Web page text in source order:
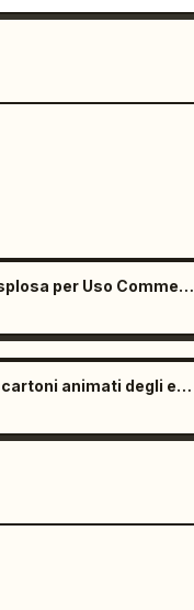
Infografica Taco in Vista Esplosa per Uso Commerciale
Prompt per la vetrina 3D di cartoni animati degli edifici più alti della città